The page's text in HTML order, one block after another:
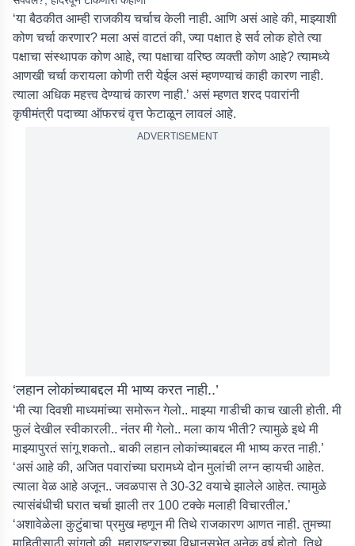
‘या बैठकीत आम्ही राजकीय चर्चाच केली नाही. आणि असं आहे की, माझ्याशी
कोण चर्चा करणार? मला असं वाटतं की, ज्या पक्षात हे सर्व लोक होते त्या
पक्षाचा संस्थापक कोण आहे, त्या पक्षाचा वरिष्ठ व्यक्ती कोण आहे? त्यामध्ये
आणखी चर्चा करायला कोणी तरी येईल असं म्हणण्याचं काही कारण नाही.
त्याला अधिक महत्त्व देण्याचं कारण नाही.’ असं म्हणत शरद पवारांनी
कृषीमंत्री पदाच्या ऑफरचं वृत्त फेटाळून लावलं आहे.
ADVERTISEMENT
‘लहान लोकांच्याबद्दल मी भाष्य करत नाही..’
‘मी त्या दिवशी माध्यमांच्या समोरून गेलो.. माझ्या गाडीची काच खाली होती. मी
फुलं देखील स्वीकारली.. नंतर मी गेलो.. मला काय भीती? त्यामुळे इथे मी
माझ्यापुरतं सांगू शकतो.. बाकी लहान लोकांच्याबद्दल मी भाष्य करत नाही.’
‘असं आहे की, अजित पवारांच्या घरामध्ये दोन मुलांची लग्न व्हायची आहेत.
त्याला वेळ आहे अजून.. जवळपास ते 30-32 वयाचे झालेले आहेत. त्यामुळे
त्यासंबंधीची घरात चर्चा झाली तर 100 टक्के मलाही विचारतील.’
‘अशावेळेला कुटुंबाचा प्रमुख म्हणून मी तिथे राजकारण आणत नाही. तुमच्या
माहितीसाठी सांगतो की, महाराष्ट्राच्या विधानसभेत अनेक वर्ष होतो. तिथे